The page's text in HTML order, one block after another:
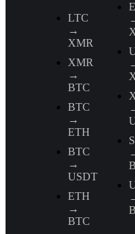
LTC
→
XMR
XMR
→
BTC
BTC
→
ETH
BTC
→
USDT
ETH
→
BTC